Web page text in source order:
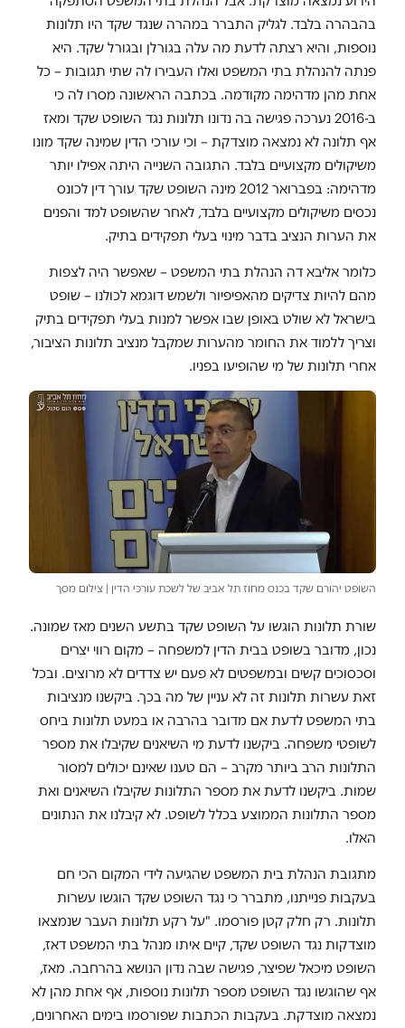
בהבהרה בלבד. לגליק התברר במהרה שנגד שקד היו תלונות
נוספות, והיא רצתה לדעת מה עלה בגורלן ובגורל שקד. היא
פנתה להנהלת בתי המשפט ואלו העבירו לה שתי תגובות – כל
אחת מהן מדהימה מקודמה. בכתבה הראשונה מסרו לה כי
ב-2016 נערכה פגישה בה נדונו תלונות נגד השופט שקד ומאז
אף תלונה לא נמצאה מוצדקת – וכי עורכי הדין שמינה שקד מונו
משיקולים מקצועיים בלבד. התגובה השנייה היתה אפילו יותר
מדהימה: בפברואר 2012 מינה השופט שקד עורך דין לכונס
נכסים משיקולים מקצועיים בלבד, לאחר שהשופט למד והפנים
את הערות הנציב בדבר מינוי בעלי תפקידים בתיק.
כלומר אליבא דה הנהלת בתי המשפט – שאפשר היה לצפות
מהם להיות צדיקים מהאפיפיור ולשמש דוגמא לכולנו – שופט
בישראל לא שולט באופן שבו אפשר למנות בעלי תפקידים בתיק
וצריך ללמוד את החומר מהערות שמקבל מנציב תלונות הציבור,
אחרי תלונות של מי שהופיעו בפניו.
השופט יהורם שקד בכנס מחוז תל אביב של לשכת עורכי הדין | צילום מסך
שורת תלונות הוגשו על השופט שקד בתשע השנים מאז שמונה.
נכון, מדובר בשופט בבית הדין למשפחה – מקום רווי יצרים
וסכסוכים קשים ובמשפטים לא פעם יש צדדים לא מרוצים. ובכל
זאת עשרות תלונות זה לא עניין של מה בכך. ביקשנו מנציבות
בתי המשפט לדעת אם מדובר בהרבה או במעט תלונות ביחס
לשופטי משפחה. ביקשנו לדעת מי השיאנים שקיבלו את מספר
התלונות הרב ביותר מקרב – הם טענו שאינם יכולים למסור
שמות. ביקשנו לדעת את מספר התלונות שקיבלו השיאנים ואת
מספר התלונות הממוצע בכלל לשופט. לא קיבלנו את הנתונים
האלו.
מתגובת הנהלת בית המשפט שהגיעה לידי המקום הכי חם
בעקבות פנייתנו, מתברר כי נגד השופט שקד הוגשו עשרות
תלונות. רק חלק קטן פורסמו. "על רקע תלונות העבר שנמצאו
מוצדקות נגד השופט שקד, קיים איתו מנהל בתי המשפט דאז,
השופט מיכאל שפיצר, פגישה שבה נדון הנושא בהרחבה. מאז,
אף שהוגשו נגד השופט מספר תלונות נוספות, אף אחת מהן לא
נמצאה מוצדקת. בעקבות הכתבות שפורסמו בימים האחרונים,